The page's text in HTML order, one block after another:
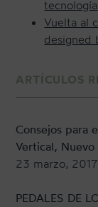
tecnología
Vuelta al
designed
ARTÍCULOS
Consejos para
Vertical, Nuevo
23 marzo, 2017
PEDALES DE